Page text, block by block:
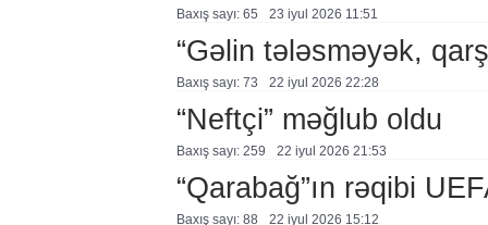
Baxış sayı: 65 23 i̇yul 2026 11:51
“Gəlin tələsməyək,
Baxış sayı: 73 22 i̇yul 2026 22:28
“Neftçi” məğlub oldu
Baxış sayı: 259 22 i̇yul 2026 21:53
“Qarabağ”ın rəqibi
Baxış sayı: 88 22 i̇yul 2026 15:12